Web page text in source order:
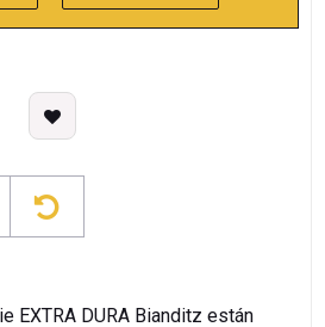
EXTRA DURA Bianditz están